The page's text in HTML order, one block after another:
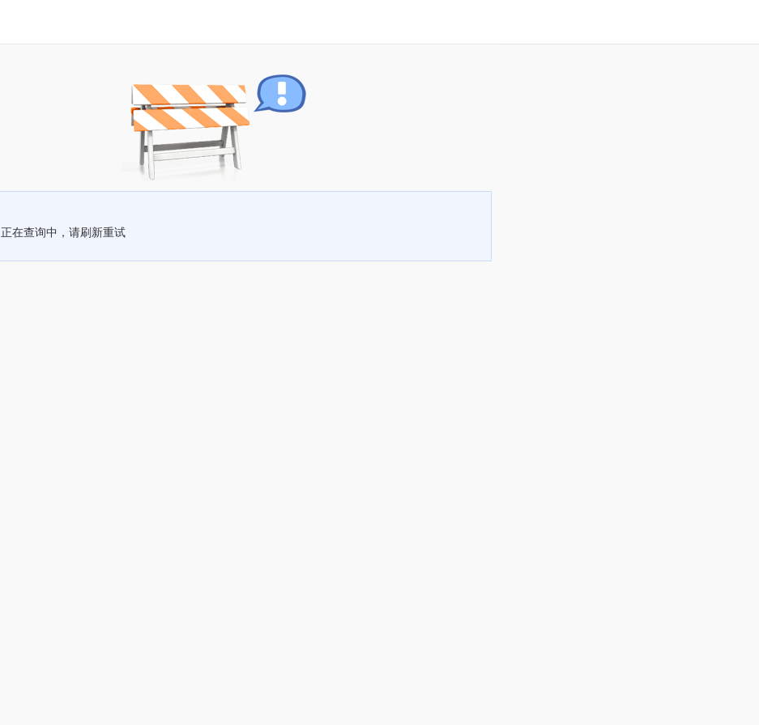
正在查询中，请刷新重试